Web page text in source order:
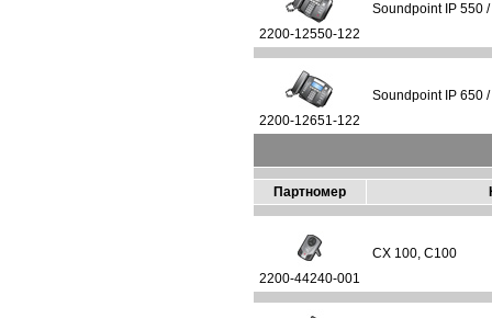
2200-12550-122
Soundpoint IP 550
2200-12651-122
Soundpoint IP 650
Партномер
2200-44240-001
CX 100, С100